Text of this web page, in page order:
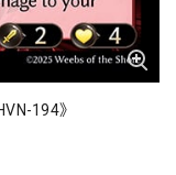
194》